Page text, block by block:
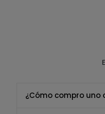
¿Cómo compro uno